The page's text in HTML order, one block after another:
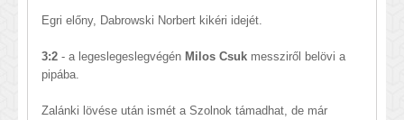
Egri előny, Dabrowski Norbert kikéri idejét.
3:2 - a legeslegeslegvégén Milos Csuk messziről belövi a
pipába.
Zalánki lövése után ismét a Szolnok támadhat, de már